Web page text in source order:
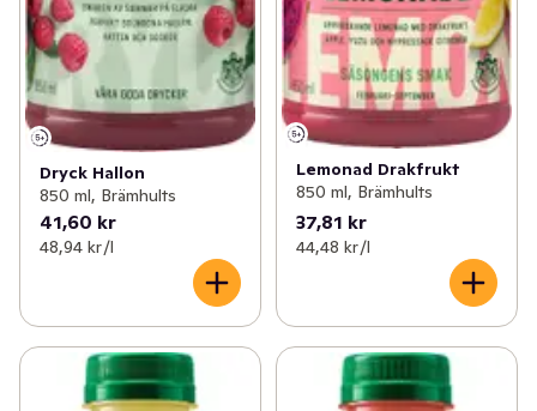
Dryck Hallon
850 ml, Brämhults
41,60 kr
48,94 kr /l
Lemonad Drakfrukt
850 ml, Brämhults
37,81 kr
44,48 kr /l